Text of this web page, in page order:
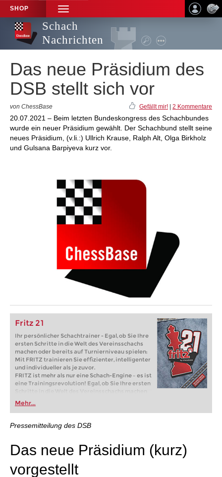
SHOP
TOGGLE
NAVIGATION
Schach
Nachrichten
Das neue Präsidium des
DSB stellt sich vor
von ChessBase Gefällt mir! 2 Kommentare
20.07.2021 – Beim letzten Bundeskongress des Schachbundes
wurde ein neuer Präsidium gewählt. Der Schachbund stellt seine
neues Präsidium, (v.li.:) Ullrich Krause, Ralph Alt, Olga Birkholz
und Gulsana Barpiyeva kurz vor.
Fritz 21
Ihr persönlicher Schachtrainer - Egal, ob Sie Ihre
ersten Schritte in die Welt des Vereinsschachs
machen oder bereits auf Turnierniveau spielen:
Mit FRITZ trainieren Sie effizienter, intelligenter
und individueller als je zuvor.
FRITZ ist mehr als nur eine Schach-Engine – es ist
eine Trainingsrevolution! Egal, ob Sie Ihre ersten
Schritte in die Welt des Vereinsschachs machen
oder bereits auf Turnierniveau spielen: Mit
FRITZ trainieren Sie effizienter, intelligenter und
individueller als je zuvor.
Mehr...
Pressemitteilung des DSB
Das neue Präsidium (kurz)
vorgestellt